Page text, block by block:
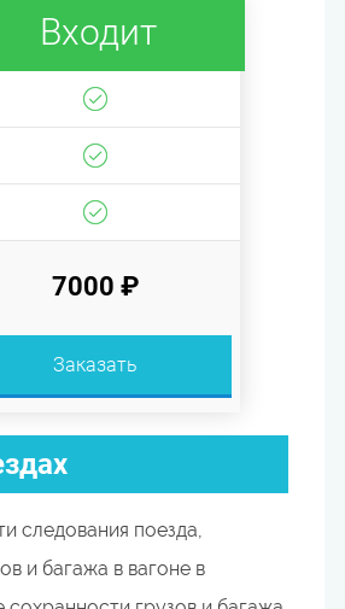
Входит
7000 ₽
Заказать
следования поезда,
и багажа в вагоне в